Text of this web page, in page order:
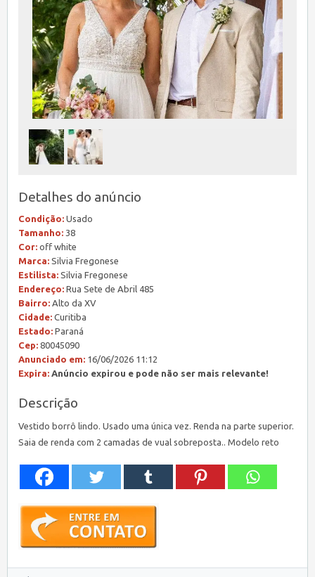
Detalhes do anúncio
Condição: Usado
Tamanho: 38
Cor: off white
Marca: Silvia Fregonese
Estilista: Silvia Fregonese
Endereço: Rua Sete de Abril 485
Bairro: Alto da XV
Cidade: Curitiba
Estado: Paraná
Cep: 80045090
Anunciado em: 16/06/2026 11:12
Expira: Anúncio expirou e pode não ser mais relevante!
Descrição
Vestido borrô lindo. Usado uma única vez. Renda na parte superior.
Saia de renda com 2 camadas de vual sobreposta.. Modelo reto